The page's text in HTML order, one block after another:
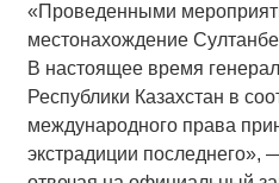
«Проведенными
местонахождение
В настоящее время
Республики Казахстан в
международного права
экстрадиции